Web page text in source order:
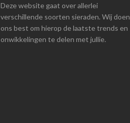
Deze website gaat over allerlei
verschillende soorten sieraden. Wij doen
ons best om hierop de laatste trends en
onwikkelingen te delen met jullie.